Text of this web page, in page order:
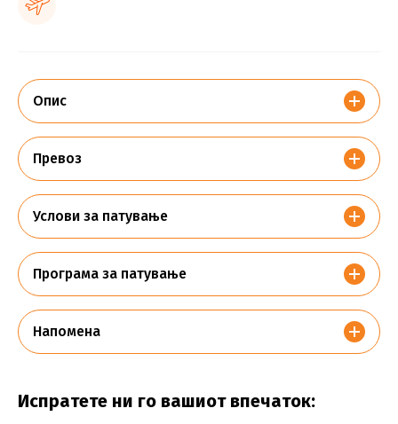
Опис
Превоз
Услови за патување
Програма за патување
Напомена
Испратете ни го вашиот впечаток: